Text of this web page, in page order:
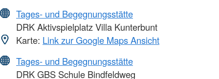
Tages- und Begegnungsstätte
DRK Aktivspielplatz Villa Kunterbunt
Karte: Link zur Google Maps Ansicht
Tages- und Begegnungsstätte
DRK GBS Schule Bindfeldweg